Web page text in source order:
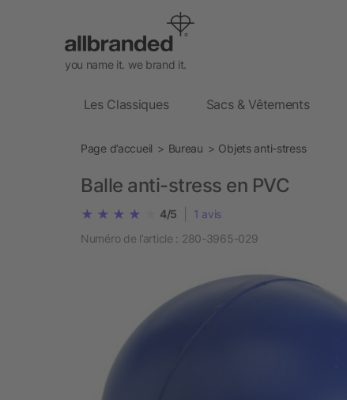
you name it. we brand it.
Les Classiques Sacs & Vêtements
Page d’accueil Bureau Objets anti-stress
Balle anti-stress en PVC
4/5 1 avis
Numéro de l’article : 280-3965-029